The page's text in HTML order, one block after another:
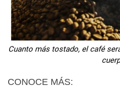
Cuanto más tostado, el café
CONOCE MÁS: